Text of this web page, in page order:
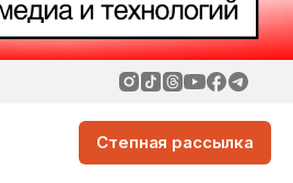
Степная рассылка